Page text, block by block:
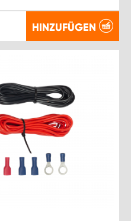
HINZUFÜGEN